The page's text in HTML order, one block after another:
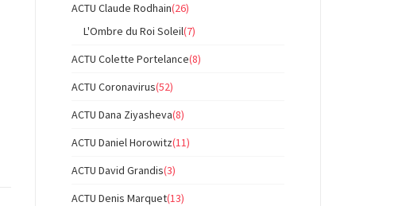
ACTU Claude Rodhain(26)
L'Ombre du Roi Soleil(7)
ACTU Colette Portelance(8)
ACTU Coronavirus(52)
ACTU Dana Ziyasheva(8)
ACTU Daniel Horowitz(11)
ACTU David Grandis(3)
ACTU Denis Marquet(13)